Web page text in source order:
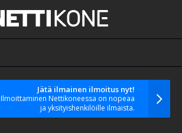
Jätä ilmainen ilmoitus nyt!
Ilmoittaminen Nettikoneessa on nopeaa
ja yksityishenkilöille ilmaista.